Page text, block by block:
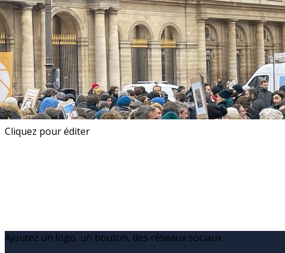
Exporter les lignes sélectionnées
Exporter toutes les colonnes
Exporter uniquement les colonnes affichées
Menu
?>
Images de la page d'accueil
Cliquez pour éditer
Ajoutez un logo, un bouton, des réseaux sociaux